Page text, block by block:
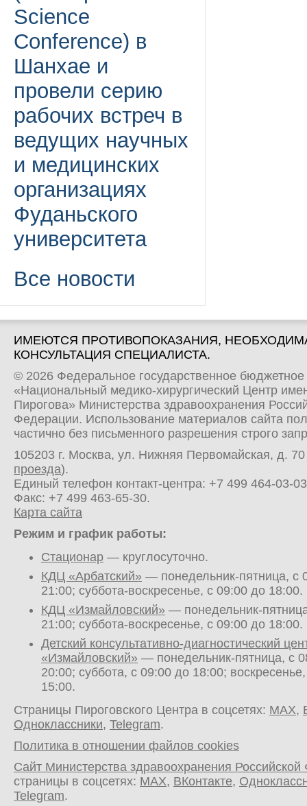
Science
Conference) в
Шанхае и
провели серию
рабочих встреч в
ведущих научных
и медицинских
организациях
Фуданьского
университета
Все новости
ИМЕЮТСЯ ПРОТИВОПОКАЗАНИЯ,
КОНСУЛЬТАЦИЯ СПЕЦИАЛИСТА.
© 2026 Федеральное государственное
«Национальный медико-хирургический Центр
Пирогова» Министерства здравоохранения
Федерации. Использование материалов сайта
частично без письменного разрешения строго
105203 г. Москва, ул. Нижняя Первомайская, д.
проезда).
Единый телефон контакт-центра: +7 499 464-03-03
Факс: +7 499 463-65-30.
Карта сайта
Режим и график работы:
Стационар — круглосуточно.
КДЦ «Арбатский» — понедельник-пятница, с
21:00; суббота-воскресенье, с 09:00 до 18:00.
КДЦ «Измайловский» — понедельник-
21:00; суббота-воскресенье, с 09:00 до 18:00.
Детский консультативно-диагностический
«Измайловский» — понедельник-пятница, с
20:00; суббота, с 09:00 до 18:00;
15:00.
Страницы Пироговского Центра в соцсетях: MAX,
Одноклассники, Telegram.
Политика в отношении файлов cookies
Сайт Министерства здравоохранения
страницы в соцсетях: MAX, ВКонтакте,
Telegram.